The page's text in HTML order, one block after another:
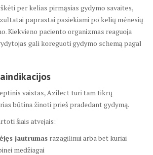
per kelias pirmąsias gydymo savaites,
paprastai pasiekiami po kelių mėnesių
Kiekvieno paciento organizmas reaguoja
gali koreguoti gydymo schemą pagal
vaistas, Azilect turi tam tikrų
būtina žinoti prieš pradedant gydymą.
šiais atvejais:
jautrumas razagilinui arba bet kuriai
medžiagai